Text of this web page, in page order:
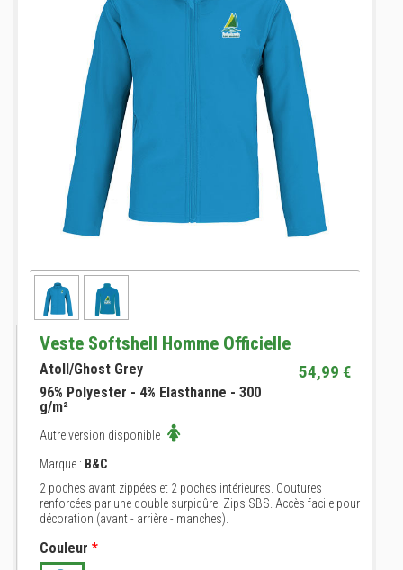
Veste Softshell Homme Officielle
54,99 €
Atoll/Ghost Grey
96% Polyester - 4% Elasthanne - 300
g/m²
Autre version disponible
Marque : B&C
2 poches avant zippées et 2 poches intérieures. Coutures
renforcées par une double surpiqûre. Zips SBS. Accès facile pour
décoration (avant - arrière - manches).
Couleur *